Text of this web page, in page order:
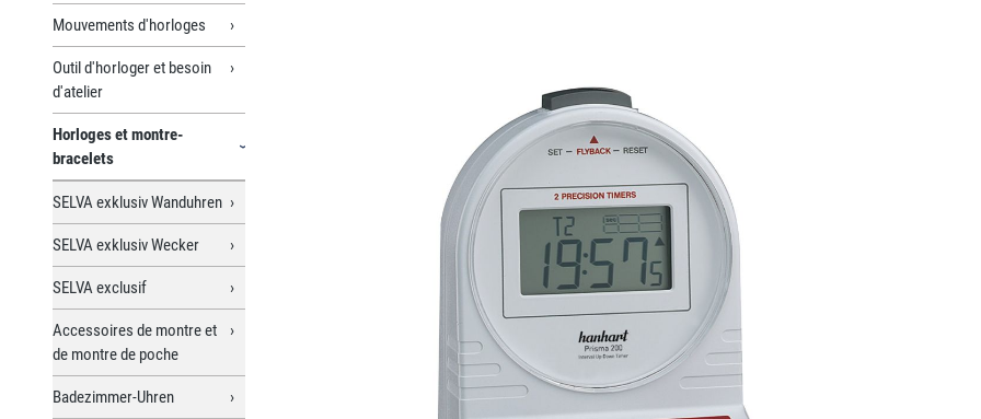
Mouvements d'horloges
Outil d'horloger et besoin
d'atelier
Horloges et montre-
bracelets
SELVA exklusiv Wanduhren
SELVA exklusiv Wecker
SELVA exclusif
Accessoires de montre et
de montre de poche
Badezimmer-Uhren